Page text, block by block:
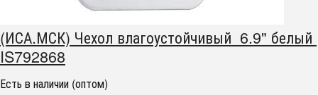
(ИСА.МСК) Чехол влагоустойчивый 6.9" белый
IS792868
Есть в наличии (оптом)